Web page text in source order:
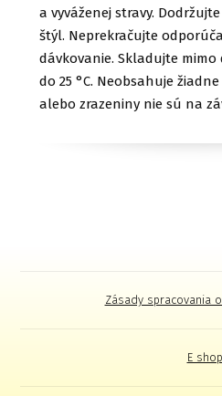
a vyváženej stravy.
štýl. Neprekračujte
dávkovanie. Skladujte
do 25 °C. Neobsahuje
alebo zrazeniny nie sú na
Zásady spracovania
E shop